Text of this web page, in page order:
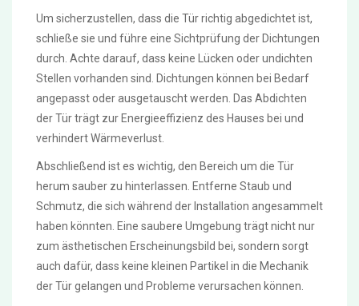
Um sicherzustellen, dass die Tür richtig abgedichtet ist,
schließe sie und führe eine Sichtprüfung der Dichtungen
durch. Achte darauf, dass keine Lücken oder undichten
Stellen vorhanden sind. Dichtungen können bei Bedarf
angepasst oder ausgetauscht werden. Das Abdichten
der Tür trägt zur Energieeffizienz des Hauses bei und
verhindert Wärmeverlust.
Abschließend ist es wichtig, den Bereich um die Tür
herum sauber zu hinterlassen. Entferne Staub und
Schmutz, die sich während der Installation angesammelt
haben könnten. Eine saubere Umgebung trägt nicht nur
zum ästhetischen Erscheinungsbild bei, sondern sorgt
auch dafür, dass keine kleinen Partikel in die Mechanik
der Tür gelangen und Probleme verursachen können.